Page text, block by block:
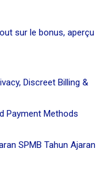
sur le bonus, aperçu
Discreet Billing &
Payment Methods
SPMB Tahun Ajaran